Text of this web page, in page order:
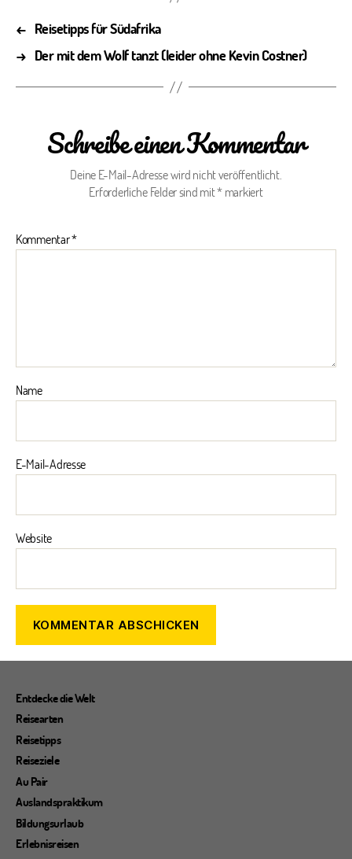
← Reisetipps für Südafrika
→ Der mit dem Wolf tanzt (leider ohne Kevin Costner)
Schreibe einen Kommentar
Deine E-Mail-Adresse wird nicht veröffentlicht.
Erforderliche Felder sind mit*markiert
Kommentar*
Name
E-Mail-Adresse
Website
Entdecke die Welt
Reisearten
Reisetipps
Reiseziele
Au Pair
Auslandspraktikum
Bildungsurlaub
Erlebnisreisen